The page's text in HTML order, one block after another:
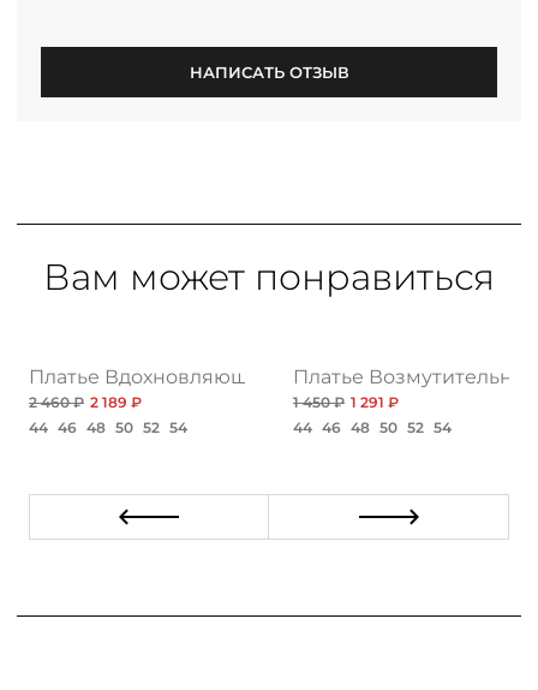
НАПИСАТЬ ОТЗЫВ
Вам может понравиться
с разрезами
Платье Вдохновляющая история, принт
2 460 ₽ 2 189 ₽
44 46 48 50 52 54
Платье Возмутительно
1 450 ₽ 1 291 ₽
44 46 48 50 52 54